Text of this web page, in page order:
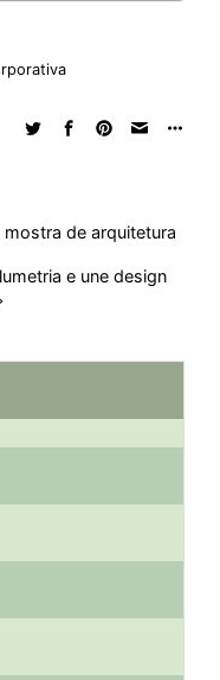
de arquitetura
e une design